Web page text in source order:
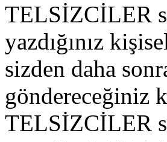
TELSİZCİLER
yazdığınız
sizden daha
göndereceğiniz
TELSİZCİLER